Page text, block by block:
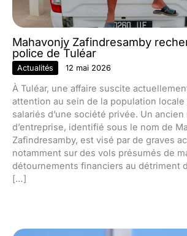
Mahavonjy Zafindresamby
police de Tuléar
Actualités 12 mai 2026
À Tuléar, une affaire suscite
attention au sein de la population
salariés d’une société privée. Un
d’entreprise, identifié sous le nom de
Zafindresamby, est visé par de graves
notamment sur des vols présumés de
détournements financiers au détriment
[…]